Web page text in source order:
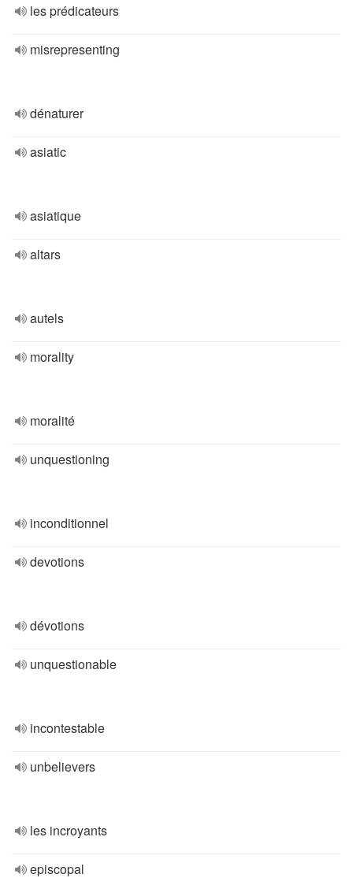
les prédicateurs
misrepresenting
dénaturer
asiatic
asiatique
altars
autels
morality
moralité
unquestioning
inconditionnel
devotions
dévotions
unquestionable
incontestable
unbelievers
les incroyants
episcopal